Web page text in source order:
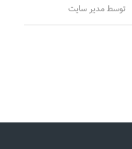
توسطمدیر سایت